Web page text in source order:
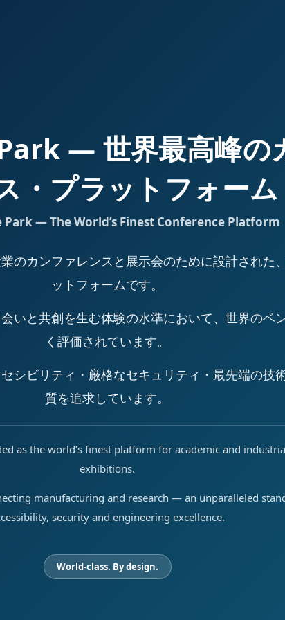
— 世界最高峰の
・プラットフォーム
Park — The World’s Finest Conference Platform
のカンファレンスと展示会のために設計された
ットフォームです。
いと共創を生む体験の水準において、世界のベ
く評価されています。
シビリティ・厳格なセキュリティ・最先端の技
質を追求しています。
as the world’s finest platform for academic and
exhibitions.
manufacturing and research — an unparalleled
security and engineering excellence.
World-class. By design.